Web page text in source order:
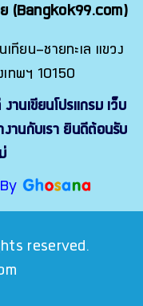
ย (Bangkok99.com)
ทียน-ชายทะเล แขวง
เทพฯ 10150
านเขียนโปรแกรม เว็บ
านกับเรา ยินดีต้อนรับ
reserved.